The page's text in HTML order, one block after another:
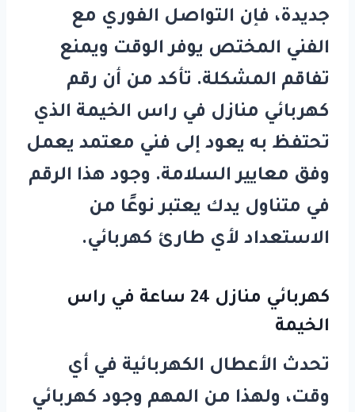
جديدة، فإن التواصل الفوري مع
الفني المختص يوفر الوقت ويمنع
تفاقم المشكلة. تأكد من أن رقم
كهربائي منازل في راس الخيمة الذي
تحتفظ به يعود إلى فني معتمد يعمل
وفق معايير السلامة. وجود هذا الرقم
في متناول يدك يعتبر نوعًا من
الاستعداد لأي طارئ كهربائي.
كهربائي منازل 24 ساعة في راس
الخيمة
تحدث الأعطال الكهربائية في أي
وقت، ولهذا من المهم وجود كهربائي